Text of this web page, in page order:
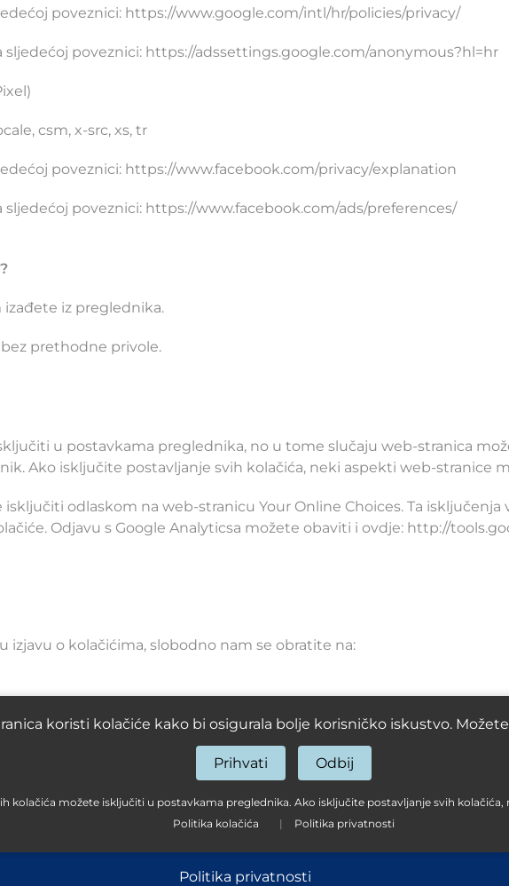
poveznici: https://www.google.com/intl/hr/policies/privacy/
sljedećoj poveznici: https://adssettings.google.com/anonymous?hl=hr
csm, x-src, xs, tr
poveznici: https://www.facebook.com/privacy/explanation
poveznici: https://www.facebook.com/ads/preferences/
iz preglednika.
prethodne privole.
u postavkama preglednika, no u tome slučaju web-stranica
Ako isključite postavljanje svih kolačića, neki aspekti web-stranice
isključiti odlaskom na web-stranicu Your Online Choices. Ta
Odjavu s Google Analyticsa možete obaviti i ovdje: http://
izjavu o kolačićima, slobodno nam se obratite na:
Politika privatnosti
koristi kolačiće kako bi osigurala bolje korisničko iskustvo.
Prihvati Odbij
kolačića možete isključiti u postavkama preglednika. Ako isključite postavljanje svih
Politika kolačića
| Politika privatnosti